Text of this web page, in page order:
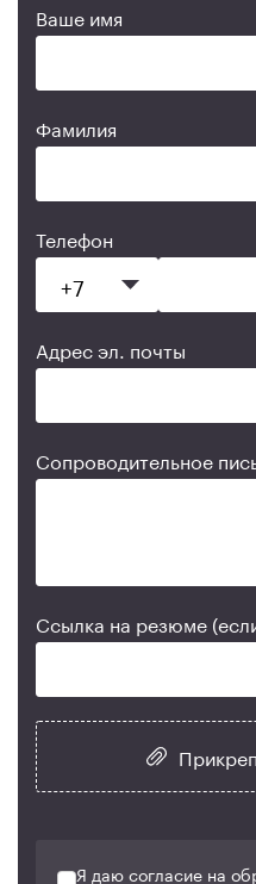
Ваше имя
Фамилия
Телефон
Адрес эл. почты
Сопроводительное
Ссылка на резюме
Я даю согласие на